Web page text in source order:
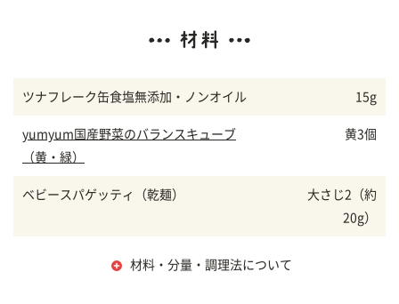
ツナフレーク缶食塩無添加・ノンオイル 15g
yumyum国産野菜のバランスキューブ
（黄・緑）
黄3個
ベビースパゲッティ（乾麺）
大さじ2（約
20g）
材料・分量・調理法について